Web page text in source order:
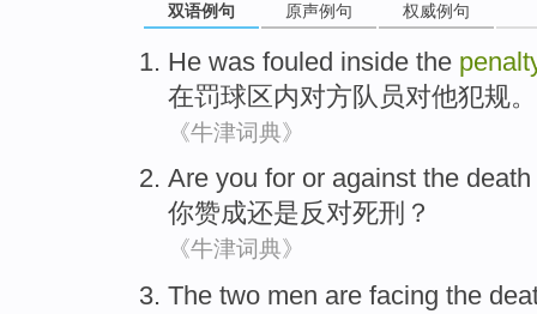
双语例句 原声例句 权威例句
He was fouled inside the
在罚球区内对方队员对他犯规。
《牛津词典》
Are you for or against the death
你赞成还是反对死刑 ？
《牛津词典》
The two men are facing the